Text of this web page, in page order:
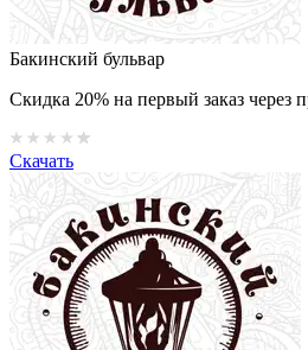
Бакинский бульвар
Скидка 20% на первый заказ через
Скачать